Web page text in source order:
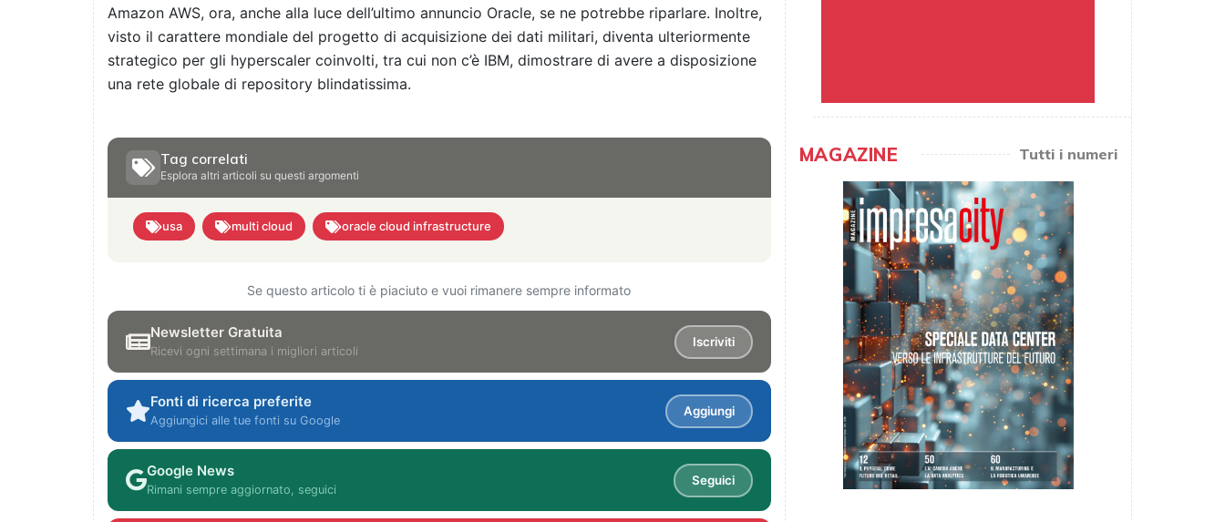
Amazon AWS, ora, anche alla luce dell’ultimo annuncio Oracle, se ne potrebbe riparlare. Inoltre,
visto il carattere mondiale del progetto di acquisizione dei dati militari, diventa ulteriormente
strategico per gli hyperscaler coinvolti, tra cui non c’è IBM, dimostrare di avere a disposizione
una rete globale di repository blindatissima.
Tag correlati
Esplora altri articoli su questi argomenti
usa multi cloud oracle cloud infrastructure
Se questo articolo ti è piaciuto e vuoi rimanere sempre informato
Newsletter Gratuita
Ricevi ogni settimana i migliori articoli
Iscriviti
Fonti di ricerca preferite
Aggiungici alle tue fonti su Google
Aggiungi
Google News
Rimani sempre aggiornato, seguici
Seguici
MAGAZINE Tutti i numeri